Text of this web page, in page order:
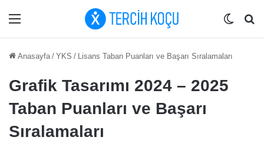
Menü Dış
Anasayfa / YKS / Lisans Taban Puanları ve Başarı Sıralamaları
Grafik Tasarımı 2024 – 2025
Taban Puanları ve Başarı
Sıralamaları